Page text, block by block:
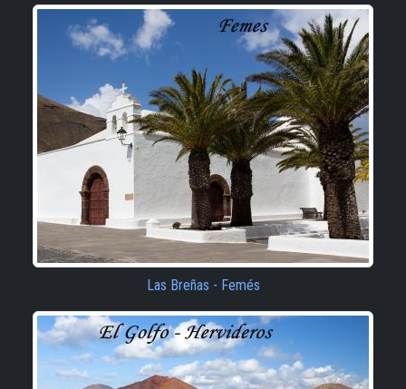
Las Breñas - Femés